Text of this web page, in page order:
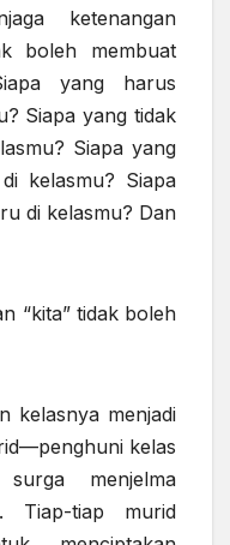
ketenangan
boleh membuat
yang harus
Siapa yang tidak
Siapa yang
kelasmu? Siapa
di kelasmu? Dan
“kita” tidak boleh
kelasnya menjadi
kelas
menjelma
Tiap-tiap murid